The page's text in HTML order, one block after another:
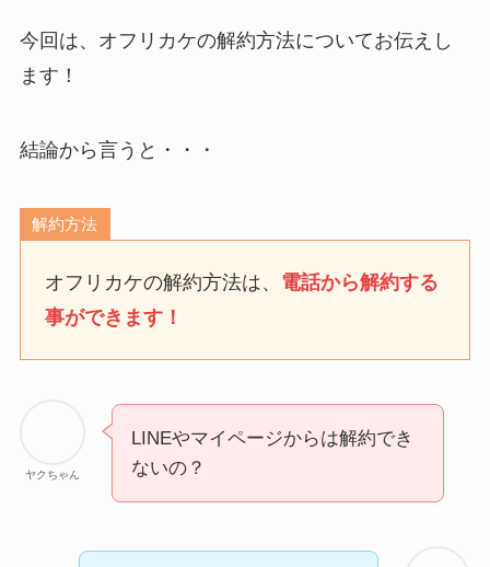
レミノの解約方法まと
なにわサプリ
に手続きする方法ある？
ニューZの解約まとめ！
電話が繋がらない時の裏
解約できない？バロニー
を完全攻略
今回は、オフリカケの解約方法についてお伝えし
ます！
結論から言うと・・・
解約方法
オフリカケの解約方法は、 電話から解約する
事ができます！
ヤクちゃん
LINEやマイページからは解約でき
ないの？